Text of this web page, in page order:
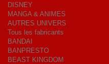
DISNEY
MANGA & ANIMES
AUTRES UNIVERS
Tous les fabricants
BANDAI
BANPRESTO
BEAST KINGDOM